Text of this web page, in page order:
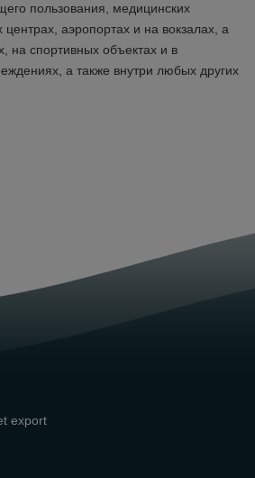
пользования, медицинских
аэропортах и на вокзалах, а
на спортивных объектах и в
а также внутри любых других